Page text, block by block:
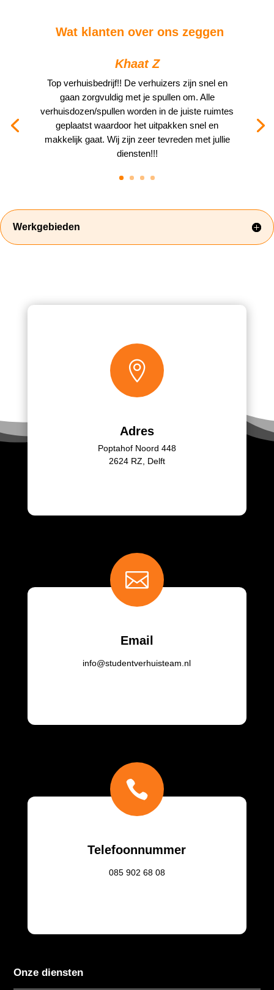
Wat klanten over ons zeggen
Khaat Z
Top verhuisbedrijf!! De verhuizers zijn snel en
gaan zorgvuldig met je spullen om. Alle
verhuisdozen/spullen worden in de juiste ruimtes
geplaatst waardoor het uitpakken snel en
makkelijk gaat. Wij zijn zeer tevreden met jullie
diensten!!!
Werkgebieden

Adres
Poptahof Noord 448
2624 RZ, Delft

Email
info@studentverhuisteam.nl

Telefoonnummer
085 902 68 08
Onze diensten